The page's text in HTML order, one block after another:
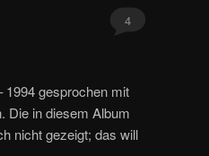
4
1994 gesprochen mit
Die in diesem Album
nicht gezeigt; das will